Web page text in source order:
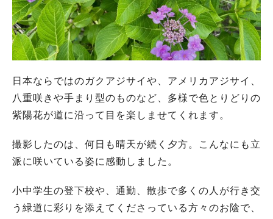
日本ならではのガクアジサイや、アメリカアジサイ、
八重咲きや手まり型のものなど、多様で色とりどりの
紫陽花が道に沿って目を楽しませてくれます。
撮影したのは、何日も晴天が続く夕方。こんなにも立
派に咲いている姿に感動しました。
小中学生の登下校や、通勤、散歩で多くの人が行き交
う緑道に彩りを添えてくださっている方々のお陰で、